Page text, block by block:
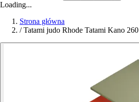
Loading...
Strona główna
/ Tatami judo Rhode Tatami Kano 260